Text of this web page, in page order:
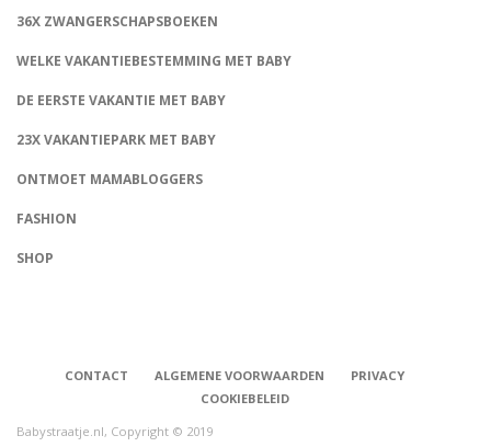
36X ZWANGERSCHAPSBOEKEN
WELKE VAKANTIEBESTEMMING MET BABY
DE EERSTE VAKANTIE MET BABY
23X VAKANTIEPARK MET BABY
ONTMOET MAMABLOGGERS
FASHION
SHOP
CONTACT ALGEMENE VOORWAARDEN
PRIVACY
COOKIEBELEID
Babystraatje.nl, Copyright © 2019